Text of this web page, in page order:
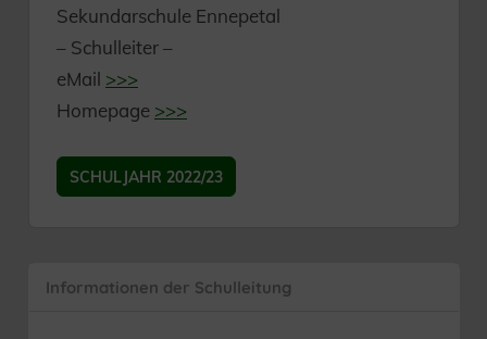
Sekundarschule Ennepetal
– Schulleiter –
eMail >>>
Homepage >>>
SCHULJAHR 2022/23
Informationen der Schulleitung